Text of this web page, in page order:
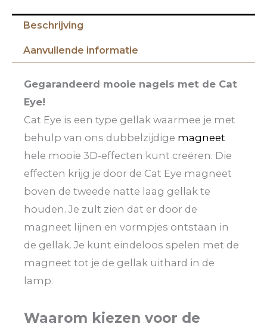
Beschrijving
Aanvullende informatie
Gegarandeerd mooie nagels met de Cat
Eye!
Cat Eye is een type gellak waarmee je met
behulp van ons dubbelzijdige magneet
hele mooie 3D-effecten kunt creëren. Die
effecten krijg je door de Cat Eye magneet
boven de tweede natte laag gellak te
houden. Je zult zien dat er door de
magneet lijnen en vormpjes ontstaan in
de gellak. Je kunt eindeloos spelen met de
magneet tot je de gellak uithard in de
lamp.
Waarom kiezen voor de